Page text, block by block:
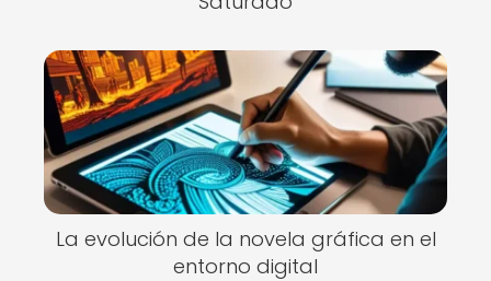
La evolución de la novela gráfica en el
entorno digital